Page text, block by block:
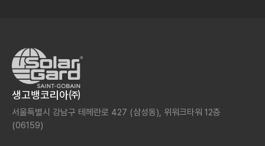
생고뱅코리아㈜
서울특별시 강남구 테헤란로 427 (삼성동), 위워크타워 12층
(06159)